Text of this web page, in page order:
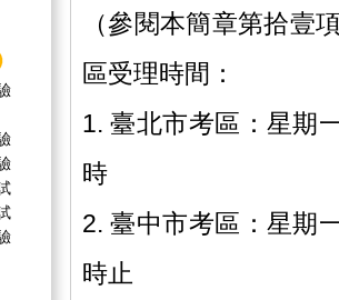
（參閱本簡章第拾壹
區受理時間：
1. 臺北市考區：星期
時
2. 臺中市考區：星期
時止